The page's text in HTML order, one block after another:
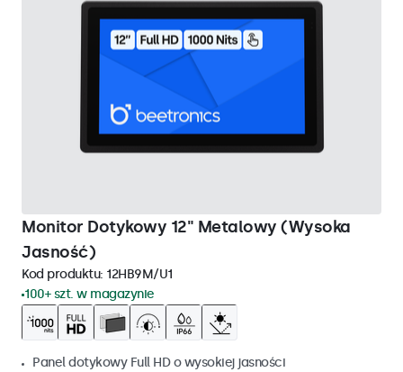
Monitor Dotykowy 12" Metalowy (Wysoka
Jasność)
Kod produktu: 12HB9M/U1
100+ szt. w magazynie
Panel dotykowy Full HD o wysokiej jasności